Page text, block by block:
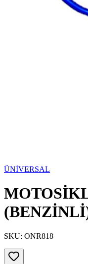
ÜNİVERSAL
SKU: ONR818